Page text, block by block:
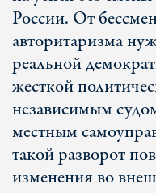
России. От
авторитаризма
реальной
жесткой
независимым
местным
такой разворот
изменения во